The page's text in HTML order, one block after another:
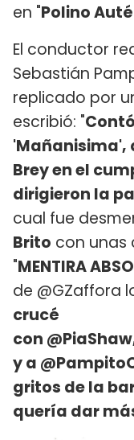
en "Polino
El conductor
Sebastián
replicado por
escribió: "
'Mañanisima',
Brey en el
dirigieron la
cual fue
Brito con unas
"MENTIRA
de @GZaffora
crucé
con
y a
gritos de la
quería dar